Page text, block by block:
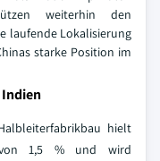
weiterhin den
laufende Lokalisierung
starke Position im
hielt
1,5 % und wird